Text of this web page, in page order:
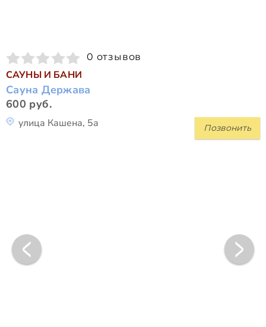
0 отзывов
САУНЫ И БАНИ
Сауна Держава
600 руб.
Позвонить
улица Кашена, 5а